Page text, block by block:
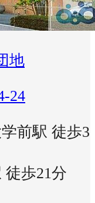
地
24
前駅 徒歩3
徒歩21分